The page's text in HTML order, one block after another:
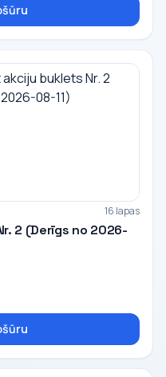
16 lapas
2 (Derīgs no 2026-